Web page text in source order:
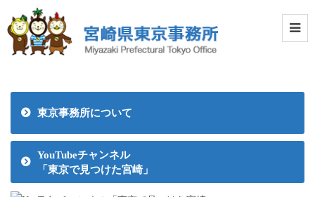
東京事務所について
YouTubeチャンネル
「東京で見つけた宮崎」